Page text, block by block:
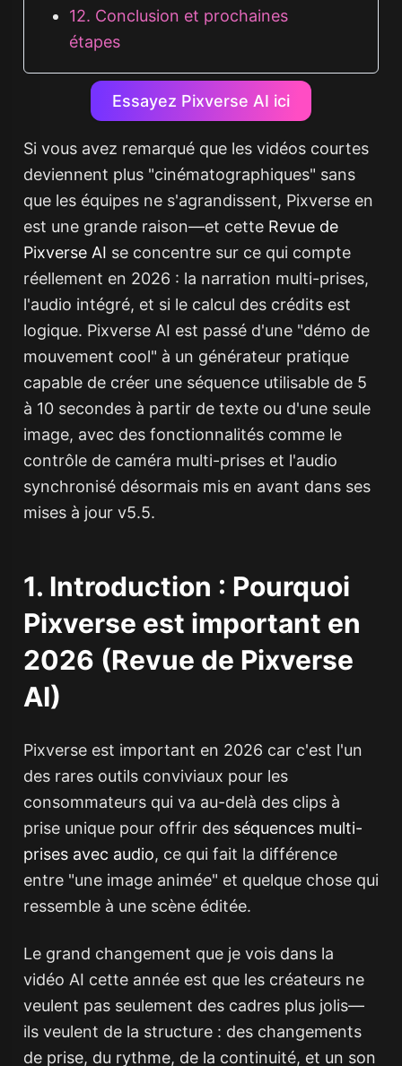
12. Conclusion et prochaines
étapes
Essayez Pixverse AI ici
Si vous avez remarqué que les vidéos courtes
deviennent plus "cinématographiques" sans
que les équipes ne s'agrandissent, Pixverse en
est une grande raison—et cette Revue de
Pixverse AI se concentre sur ce qui compte
réellement en 2026 : la narration multi-prises,
l'audio intégré, et si le calcul des crédits est
logique. Pixverse AI est passé d'une "démo de
mouvement cool" à un générateur pratique
capable de créer une séquence utilisable de 5
à 10 secondes à partir de texte ou d'une seule
image, avec des fonctionnalités comme le
contrôle de caméra multi-prises et l'audio
synchronisé désormais mis en avant dans ses
mises à jour v5.5.
1. Introduction : Pourquoi
Pixverse est important en
2026 (Revue de Pixverse
AI)
Pixverse est important en 2026 car c'est l'un
des rares outils conviviaux pour les
consommateurs qui va au-delà des clips à
prise unique pour offrir des séquences multi-
prises avec audio, ce qui fait la différence
entre "une image animée" et quelque chose qui
ressemble à une scène éditée.
Le grand changement que je vois dans la
vidéo AI cette année est que les créateurs ne
veulent pas seulement des cadres plus jolis—
ils veulent de la structure: des changements
de prise, du rythme, de la continuité, et un son